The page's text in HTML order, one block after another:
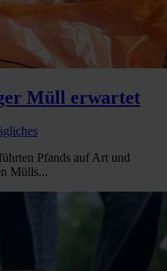
Müll erwartet
Pfands auf Art und
Mülls...